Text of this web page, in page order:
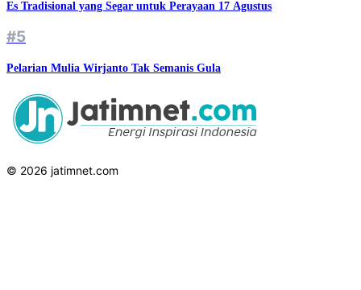
Es Tradisional yang Segar untuk Perayaan 17 Agustus
#5
Pelarian Mulia Wirjanto Tak Semanis Gula
© 2026 jatimnet.com